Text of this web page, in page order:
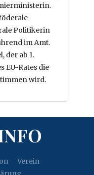
Politikerin
im Amt.
der ab 1.
EU-Rates die
wird.
Verein